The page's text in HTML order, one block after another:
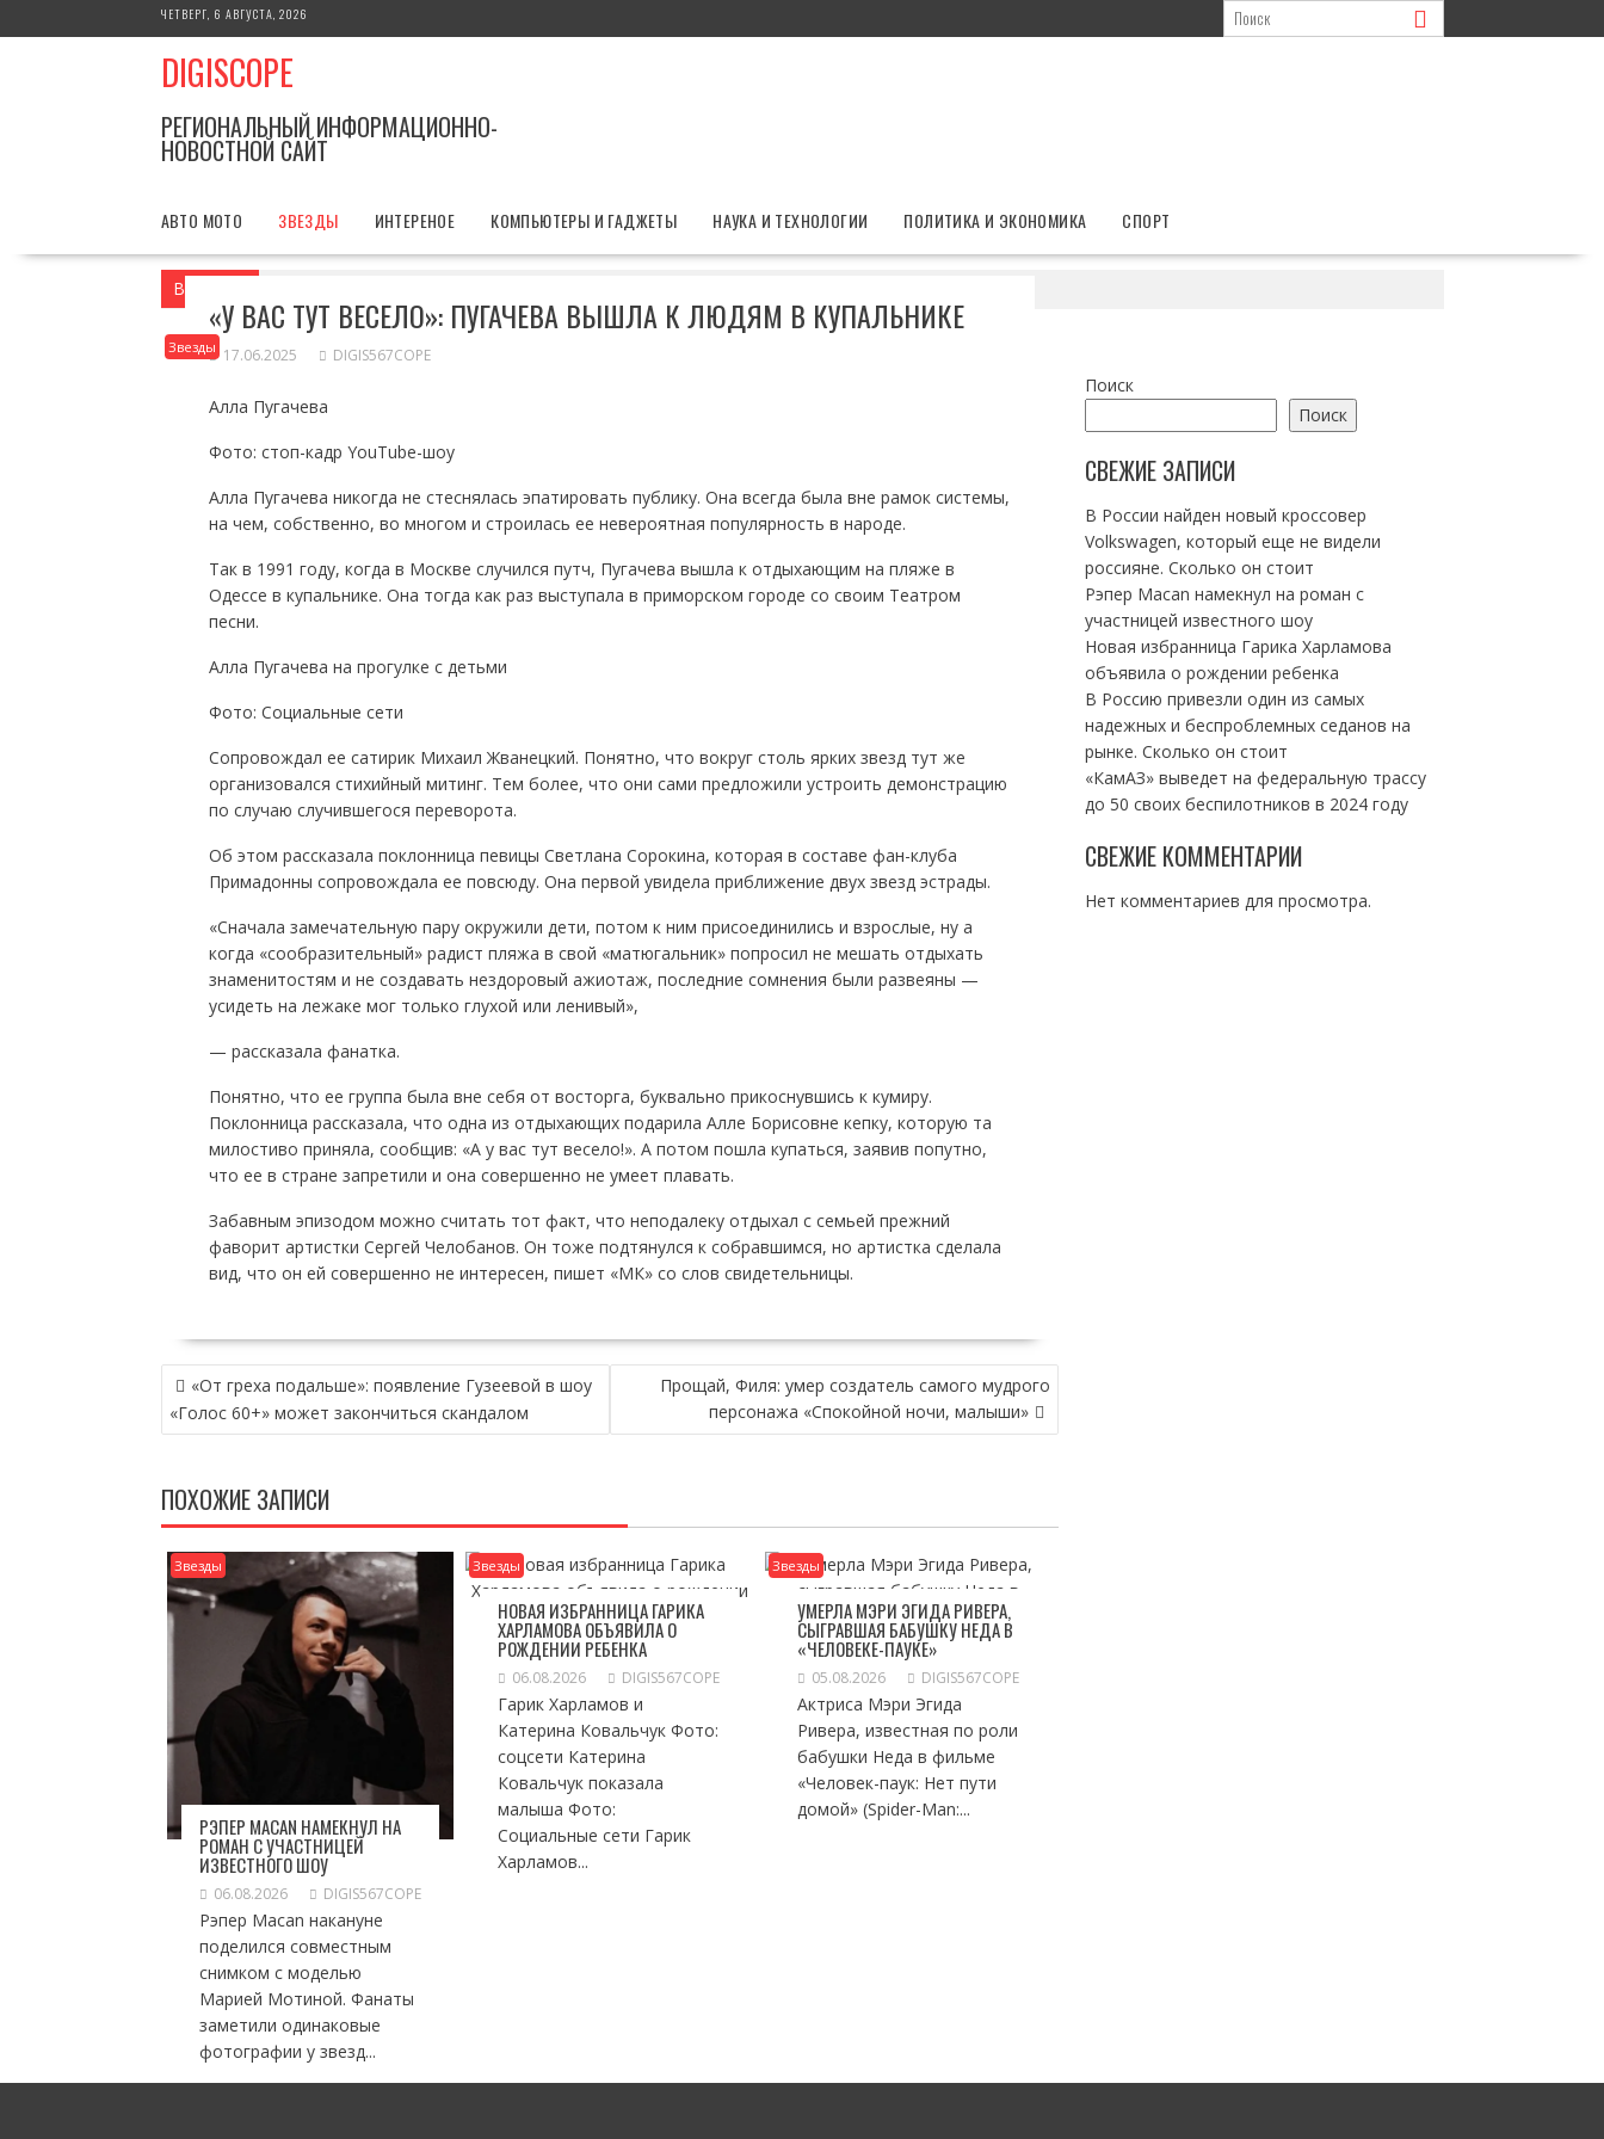
к
ЧЕТВЕРГ, 6 АВГУСТА, 2026
DIGISCOPE
РЕГИОНАЛЬНЫЙ ИНФОРМАЦИОННО-
НОВОСТНОЙ САЙТ
АВТО МОТО ЗВЕЗДЫ ИНТЕРЕНОЕ КОМПЬЮТЕРЫ И ГАДЖЕТЫ НАУКА И ТЕХНОЛОГИИ ПОЛИТИКА И ЭКОНОМИКА СПОРТ
Вы здесь
Звезды
«У ВАС ТУТ ВЕСЕЛО»: ПУГАЧЕВА ВЫШЛА К ЛЮДЯМ В КУПАЛЬНИКЕ
17.06.2025 DIGIS567COPE
Алла Пугачева
Фото: стоп-кадр YouTube-шоу
Алла Пугачева никогда не стеснялась эпатировать публику. Она всегда была вне рамок системы,
на чем, собственно, во многом и строилась ее невероятная популярность в народе.
Так в 1991 году, когда в Москве случился путч, Пугачева вышла к отдыхающим на пляже в
Одессе в купальнике. Она тогда как раз выступала в приморском городе со своим Театром
песни.
Алла Пугачева на прогулке с детьми
Фото: Социальные сети
Сопровождал ее сатирик Михаил Жванецкий. Понятно, что вокруг столь ярких звезд тут же
организовался стихийный митинг. Тем более, что они сами предложили устроить демонстрацию
по случаю случившегося переворота.
Об этом рассказала поклонница певицы Светлана Сорокина, которая в составе фан-клуба
Примадонны сопровождала ее повсюду. Она первой увидела приближение двух звезд эстрады.
«Сначала замечательную пару окружили дети, потом к ним присоединились и взрослые, ну а
когда «сообразительный» радист пляжа в свой «матюгальник» попросил не мешать отдыхать
знаменитостям и не создавать нездоровый ажиотаж, последние сомнения были развеяны —
усидеть на лежаке мог только глухой или ленивый»,
— рассказала фанатка.
Понятно, что ее группа была вне себя от восторга, буквально прикоснувшись к кумиру.
Поклонница рассказала, что одна из отдыхающих подарила Алле Борисовне кепку, которую та
милостиво приняла, сообщив: «А у вас тут весело!». А потом пошла купаться, заявив попутно,
что ее в стране запретили и она совершенно не умеет плавать.
Забавным эпизодом можно считать тот факт, что неподалеку отдыхал с семьей прежний
фаворит артистки Сергей Челобанов. Он тоже подтянулся к собравшимся, но артистка сделала
вид, что он ей совершенно не интересен, пишет «МК» со слов свидетельницы.
НАВИГАЦИЯ
ПО
ЗАПИСЯМ
«От греха подальше»: появление Гузеевой в шоу
«Голос 60+» может закончиться скандалом
Прощай, Филя: умер создатель самого мудрого
персонажа «Спокойной ночи, малыши»
ПОХОЖИЕ ЗАПИСИ
Звезды
РЭПЕР MACAN НАМЕКНУЛ НА
РОМАН С УЧАСТНИЦЕЙ
ИЗВЕСТНОГО ШОУ
06.08.2026 DIGIS567COPE
Рэпер Macan накануне
поделился совместным
снимком с моделью
Марией Мотиной. Фанаты
заметили одинаковые
фотографии у звезд...
Звезды
НОВАЯ ИЗБРАННИЦА ГАРИКА
ХАРЛАМОВА ОБЪЯВИЛА О
РОЖДЕНИИ РЕБЕНКА
06.08.2026 DIGIS567COPE
Гарик Харламов и
Катерина Ковальчук Фото:
соцсети Катерина
Ковальчук показала
малыша Фото:
Социальные сети Гарик
Харламов...
Звезды
УМЕРЛА МЭРИ ЭГИДА РИВЕРА,
СЫГРАВШАЯ БАБУШКУ НЕДА В
«ЧЕЛОВЕКЕ-ПАУКЕ»
05.08.2026 DIGIS567COPE
Актриса Мэри Эгида
Ривера, известная по роли
бабушки Неда в фильме
«Человек-паук: Нет пути
домой» (Spider-Man:...
Поиск
Поиск
СВЕЖИЕ ЗАПИСИ
В России найден новый кроссовер
Volkswagen, который еще не видели
россияне. Сколько он стоит
Рэпер Macan намекнул на роман с
участницей известного шоу
Новая избранница Гарика Харламова
объявила о рождении ребенка
В Россию привезли один из самых
надежных и беспроблемных седанов на
рынке. Сколько он стоит
«КамАЗ» выведет на федеральную трассу
до 50 своих беспилотников в 2024 году
СВЕЖИЕ КОММЕНТАРИИ
Нет комментариев для просмотра.